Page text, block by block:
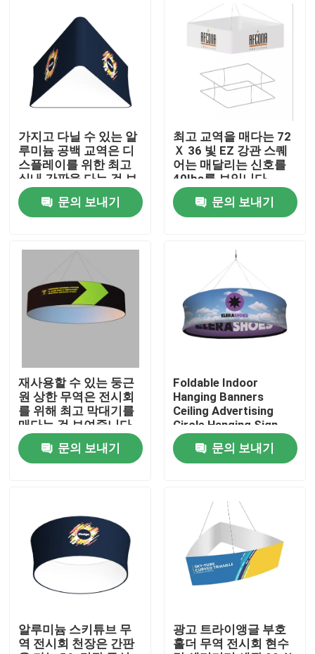
제품 소개
회사 소개
공장 투어
뉴스
무역 전시회 전시회 전시
가지고 다닐 수 있는 알
루미늄 공백 교역은 디
스플레이를 위한 최고
실내 간판을 다는 것 보
여줍니다
문의 보내기
최고 교역을 매다는 72
Ｘ 36 빛 EZ 강관 스퀘
어는 매달리는 신호를
40Ibs를 보입니다
문의 보내기
재사용할 수 있는 둥근
원 상한 무역은 전시회
를 위해 최고 막대기를
매다는 것 보여줍니다
문의 보내기
Foldable Indoor
Hanging Banners
Ceiling Advertising
Circle Hanging Sign
PSD
문의 보내기
알루미늄 스키튜브 무
역 전시회 천장은 간판
광고 트라이앵글 부호
홀더 무역 전시회 현수